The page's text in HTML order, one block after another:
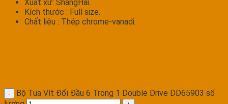
Xuất xứ: ShangHai.
Kích thước : Full size.
Chất liệu : Thép chrome-vanadi.
Bộ Tua Vít Đổi Đầu 6 Trong 1 Double Drive DD65903 số